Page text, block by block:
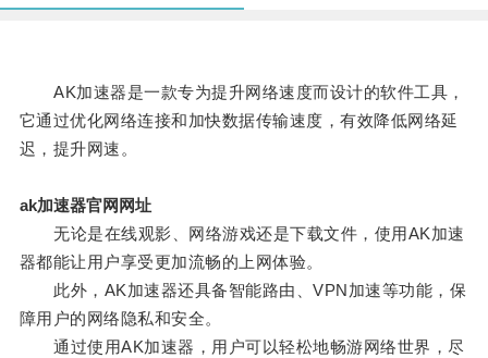
AK加速器是一款专为提升网络速度而设计的软件工具，
它通过优化网络连接和加快数据传输速度，有效降低网络延
迟，提升网速。
ak加速器官网网址
无论是在线观影、网络游戏还是下载文件，使用AK加速
器都能让用户享受更加流畅的上网体验。
此外，AK加速器还具备智能路由、VPN加速等功能，保
障用户的网络隐私和安全。
通过使用AK加速器，用户可以轻松地畅游网络世界，尽